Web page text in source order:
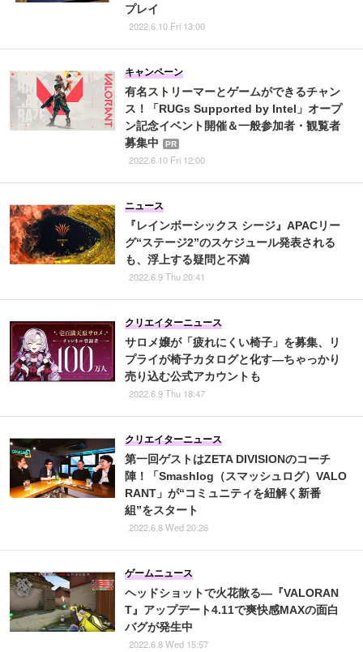
プレイ
2022.6.10 Fri 13:00
有名ストリーマーとゲームができるチャン
ス！「RUGs Supported by Intel」オープ
ン記念イベント開催＆一般参加者・観覧者
募集中
PR
キャンペーン
2022.6.10 Fri 12:00
『レインボーシックス シージ』APACリー
グ“ステージ2”のスケジュール発表される
も、浮上する疑問と不満
ニュース
2022.6.9 Thu 20:41
サロメ嬢が「疲れにくい椅子」を募集、リ
プライが椅子カタログと化す―ちゃっかり
売り込む公式アカウントも
クリエイターニュース
2022.6.9 Thu 18:47
第一回ゲストはZETA DIVISIONのコーチ
陣！「Smashlog（スマッシュログ）VALO
RANT」が“コミュニティを紐解く新番
組”をスタート
クリエイターニュース
2022.6.8 Wed 20:26
ヘッドショットで火花散る―『VALORAN
T』アップデート4.11で爽快感MAXの面白
バグが発生中
ゲームニュース
2022.6.8 Wed 15:57